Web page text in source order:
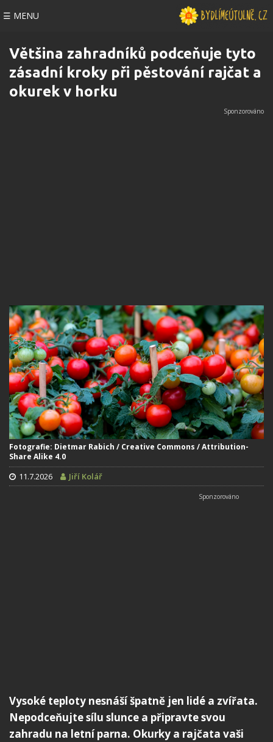
☰ MENU
Většina zahradníků podceňuje tyto
zásadní kroky při pěstování rajčat a
okurek v horku
Fotografie: Dietmar Rabich / Creative Commons / Attribution-
Share Alike 4.0
11.7.2026 Jiří Kolář
Vysoké teploty nesnáší špatně jen lidé a zvířata.
Nepodceňujte sílu slunce a připravte svou
zahradu na letní parna. Okurky a rajčata vaši